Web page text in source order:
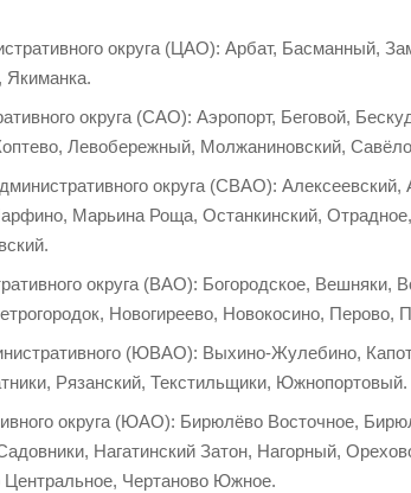
округа (ЦАО): Арбат, Басманный,
Якиманка.
округа (САО): Аэропорт, Беговой,
Левобережный, Молжаниновский,
округа (СВАО):
Марьина Роща, Останкинский,
округа (ВАО): Богородское,
Новогиреево, Новокосино,
(ЮВАО): Выхино-Жулебино,
Рязанский, Текстильщики, Южнопортовый.
округа (ЮАО): Бирюлёво Восточное,
Нагатинский Затон, Нагорный,
Центральное, Чертаново Южное.